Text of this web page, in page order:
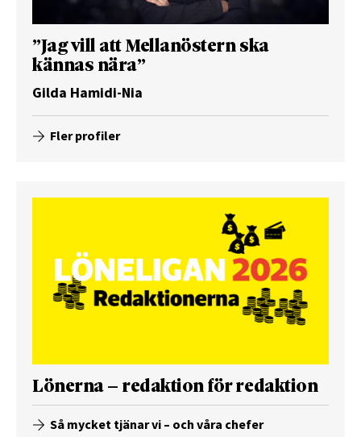
”Jag vill att Mellanöstern ska
kännas nära”
Gilda Hamidi-Nia
Fler profiler
Lönerna – redaktion för redaktion
Så mycket tjänar vi – och våra chefer